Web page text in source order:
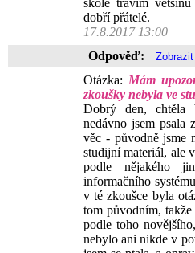
škole trávím
dobří přátelé.
17.8.2017 13:00
Odpověď:
Otázka: Mám
zkoušky nebyla ve
Dobrý den, chtěla
nedávno jsem psala
věc - původně jsme
studijní materiál, ale
podle nějakého
informačního
v té zkoušce byla
tom původním,
podle toho
nebylo ani nikde v